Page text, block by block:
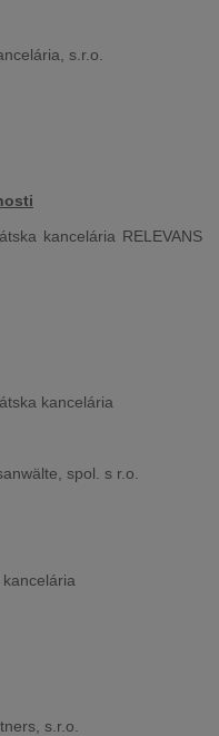
s.r.o.
RELEVANS
kancelária
spol. s r.o.
s.r.o.